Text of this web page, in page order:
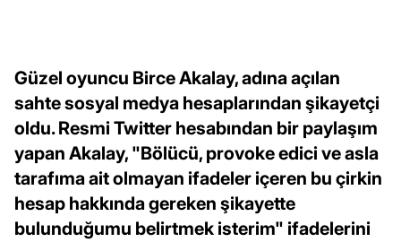
Güzel oyuncu Birce Akalay, adına açılan
sahte sosyal medya hesaplarından şikayetçi
oldu. Resmi Twitter hesabından bir paylaşım
yapan Akalay, "Bölücü, provoke edici ve asla
tarafıma ait olmayan ifadeler içeren bu çirkin
hesap hakkında gereken şikayette
bulunduğumu belirtmek isterim" ifadelerini